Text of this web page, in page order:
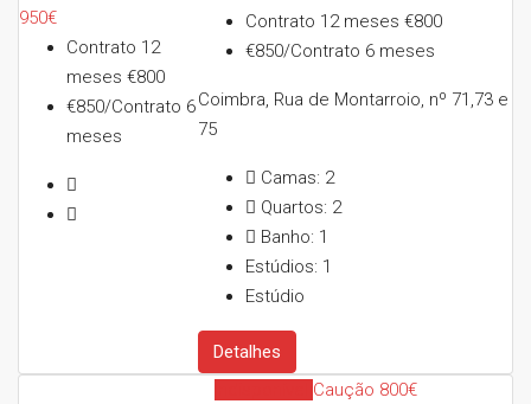
950€
Contrato 12
meses €800
€850/Contrato 6
meses
Contrato 12 meses €800
€850/Contrato 6 meses
Coimbra, Rua de Montarroio, nº 71,73 e
75
Camas: 2
Quartos: 2
Banho: 1
Estúdios: 1
Estúdio
Detalhes
Caução 800€